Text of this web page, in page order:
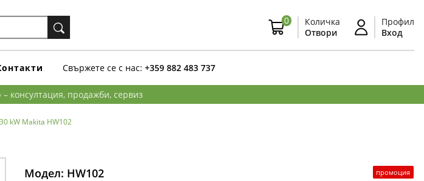
0
Количка
Отвори
Профил
Вход
Свържете се с нас: +359 882 483 737
консултация, продажби, сервиз
kW Makita HW102
промоция
Модел: HW102